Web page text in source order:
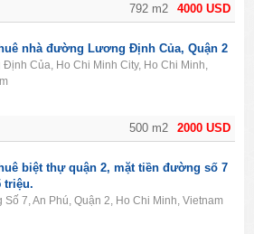
4000 USD
792 m2
2000 USD
500 m2
nhà đường Lương Định Của, Quận 2
Định Của, Ho Chi Minh City, Ho Chi Minh,
biệt thự quận 2, mặt tiền đường số 7
triệu.
7, An Phú, Quận 2, Ho Chi Minh, Vietnam